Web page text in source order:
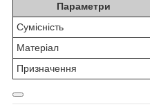
Параметри
Сумісність
Матеріал
Призначення